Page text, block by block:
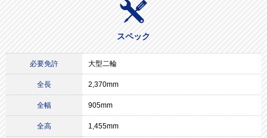
スペック
必要免許 大型二輪
全長 2,370mm
全幅 905mm
全高 1,455mm